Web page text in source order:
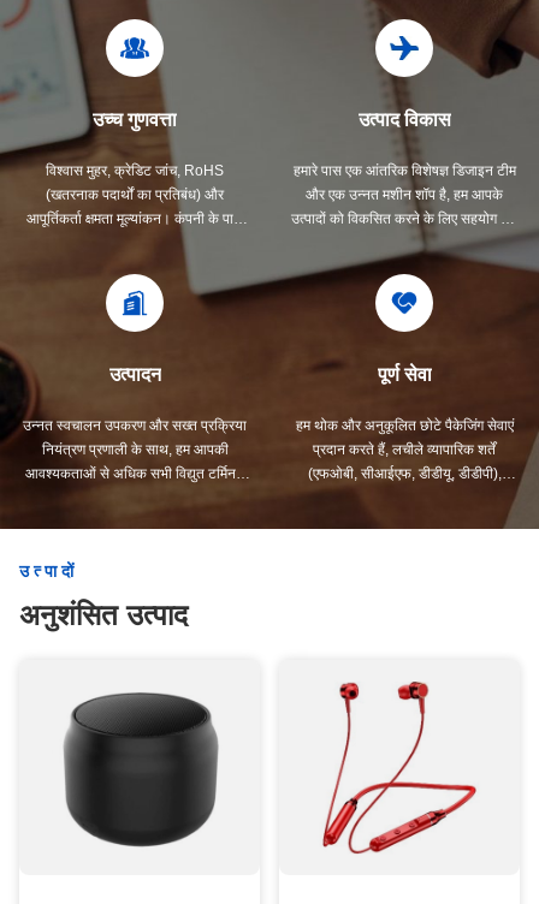
उच्च गुणवत्ता
विश्वास मुहर, क्रेडिट जांच, RoHS
(खतरनाक पदार्थों का प्रतिबंध) और
आपूर्तिकर्ता क्षमता मूल्यांकन। कंपनी के पास
उत्पाद विकास
हमारे पास एक आंतरिक विशेषज्ञ डिजाइन टीम
और एक उन्नत मशीन शॉप है, हम आपके
उत्पादों को विकसित करने के लिए सहयोग कर
सकते हैं।
उत्पादन
उन्नत स्वचालन उपकरण और सख्त प्रक्रिया
नियंत्रण प्रणाली के साथ, हम आपकी
आवश्यकताओं से अधिक सभी विद्युत टर्मिनल
पूर्ण सेवा
हम थोक और अनुकूलित छोटे पैकेजिंग सेवाएं
प्रदान करते हैं, लचीले व्यापारिक शर्तें
(एफओबी, सीआईएफ, डीडीयू, डीडीपी),
उत्पादों
अनुशंसित उत्पाद